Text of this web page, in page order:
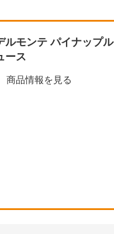
ルモンテ パイナップ
ース
商品情報を見る